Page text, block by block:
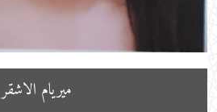
ميريام الاشقر